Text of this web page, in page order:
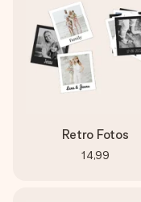
Retro Fotos
14,99